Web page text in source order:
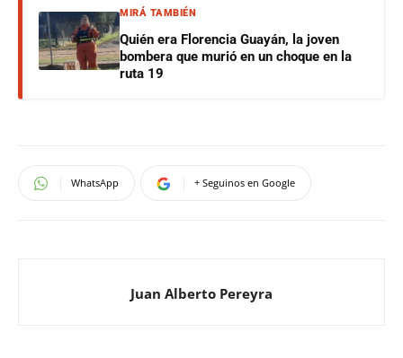
MIRÁ TAMBIÉN
Quién era Florencia Guayán, la joven
bombera que murió en un choque en la
ruta 19
WhatsApp + Seguinos en Google
Juan Alberto Pereyra